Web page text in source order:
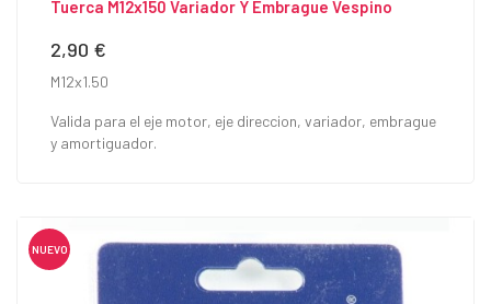
Tuerca M12x150 Variador Y Embrague Vespino
Precio
2,90 €
M12x1.50
Valida para el eje motor, eje direccion, variador, embrague
y amortiguador.
NUEVO